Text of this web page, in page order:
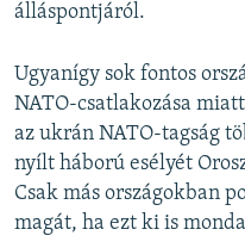
álláspontjáról.
Ugyanígy sok fontos
NATO-csatlakozása
az ukrán NATO-tagság
nyílt háború esélyét
Csak más országokban
magát, ha ezt ki is